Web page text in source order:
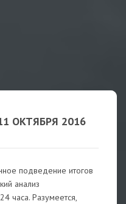
ОКТЯБРЯ 2016
подведение итогов
анализ
часа. Разумеется,